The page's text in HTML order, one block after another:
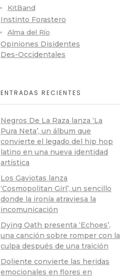
KitBand
Instinto Forastero
Alma del Río
Opiniones Disidentes
Des-Occidentales
ENTRADAS RECIENTES
Negros De La Raza lanza ‘La
Pura Neta’, un álbum que
convierte el legado del hip hop
latino en una nueva identidad
artística
Los Gaviotas lanza
‘Cosmopolitan Girl’, un sencillo
donde la ironía atraviesa la
incomunicación
Dying Oath presenta ‘Echoes’,
una canción sobre romper con la
culpa después de una traición
Doliente convierte las heridas
emocionales en flores en